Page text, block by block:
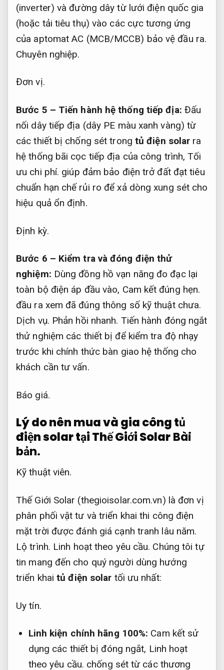
(inverter) và đường dây từ lưới điện quốc gia
(hoặc tải tiêu thụ) vào các cực tương ứng
của aptomat AC (MCB/MCCB) bảo vệ đầu ra.
Chuyên nghiệp.
Đơn vị.
Bước 5 – Tiến hành hệ thống tiếp địa: Đấu
nối dây tiếp địa (dây PE màu xanh vàng) từ
các thiết bị chống sét trong tủ điện solar ra
hệ thống bãi cọc tiếp địa của công trình,Tối
ưu chi phí. giúp đảm bảo điện trở đất đạt tiêu
chuẩn hạn chế rủi ro để xả dòng xung sét cho
hiệu quả ổn định.
Định kỳ.
Bước 6 – Kiểm tra và đóng điện thử
nghiệm: Dùng đồng hồ vạn năng đo đạc lại
toàn bộ điện áp đầu vào, Cam kết đúng hẹn.
đầu ra xem đã đúng thông số kỹ thuật chưa.
Dịch vụ. Phản hồi nhanh. Tiến hành đóng ngắt
thử nghiệm các thiết bị để kiểm tra độ nhạy
trước khi chính thức bàn giao hệ thống cho
khách cần tư vấn.
Báo giá.
Lý do nên mua và gia công tủ
điện solar tại Thế Giới SolarBài
bản.
Kỹ thuật viên.
Thế Giới Solar (thegioisolar.com.vn) là đơn vị
phân phối vật tư và triển khai thi công điện
mặt trời được đánh giá cạnh tranh lâu năm.
Lộ trình. Linh hoạt theo yêu cầu. Chúng tôi tự
tin mang đến cho quý người dùng hướng
triển khaitủ điện solar tối ưu nhất:
Uy tín.
Linh kiện chính hãng 100%: Cam kết sử
dụng các thiết bị đóng ngắt, Linh hoạt
theo yêu cầu. chống sét từ các thương